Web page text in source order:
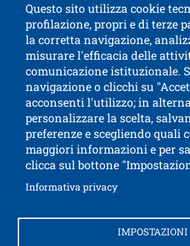
Contatti
Titolo contatti
Questo sito utilizza cookie
profilazione, propri e di terze
la corretta navigazione,
misurare l'efficacia delle
comunicazione istituzionale.
navigazione o clicchi su
acconsenti l'utilizzo; in
personalizzare la scelta,
preferenze e scegliendo quali
maggiori informazioni e per
clicca sul bottone
Informativa privacyApri il link in
IMPOSTAZIONI
Università di
via Calepina, 14 - I-
P.IVA-C.F.
Accessibilità
Autenticazione SPID e CIE